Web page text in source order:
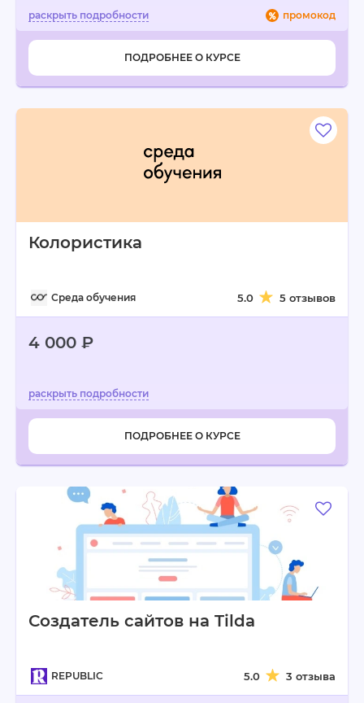
промокод
ПОДРОБНЕЕ О КУРСЕ
Колористика
Среда обучения 5.0 5 отзывов
4 000 ₽
ПОДРОБНЕЕ О КУРСЕ
Создатель сайтов на Tilda
REPUBLIC 5.0 3 отзыва